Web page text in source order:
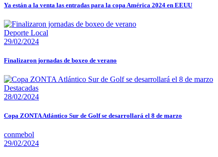
Ya están a la venta las entradas para la copa América 2024 en EEUU
Deporte Local
29/02/2024
Finalizaron jornadas de boxeo de verano
Destacadas
28/02/2024
Copa ZONTA Atlántico Sur de Golf se desarrollará el 8 de marzo
conmebol
29/02/2024